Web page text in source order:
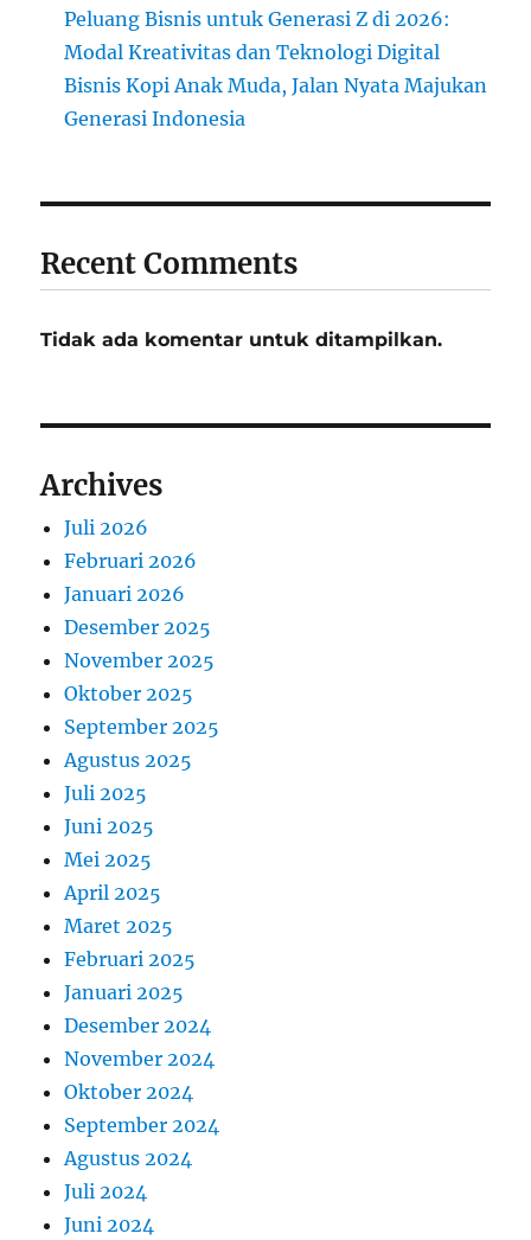
Peluang Bisnis untuk Generasi Z di 2026:
Modal Kreativitas dan Teknologi Digital
Bisnis Kopi Anak Muda, Jalan Nyata Majukan
Generasi Indonesia
Recent Comments
Tidak ada komentar untuk ditampilkan.
Archives
Juli 2026
Februari 2026
Januari 2026
Desember 2025
November 2025
Oktober 2025
September 2025
Agustus 2025
Juli 2025
Juni 2025
Mei 2025
April 2025
Maret 2025
Februari 2025
Januari 2025
Desember 2024
November 2024
Oktober 2024
September 2024
Agustus 2024
Juli 2024
Juni 2024